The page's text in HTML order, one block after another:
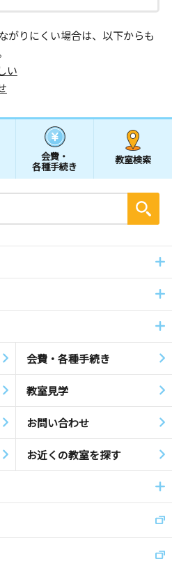
がりにくい場合は、以下からも
い
会費・
各種手続き
教室検索
会費・各種手続き
教室見学
お問い合わせ
お近くの教室を探す